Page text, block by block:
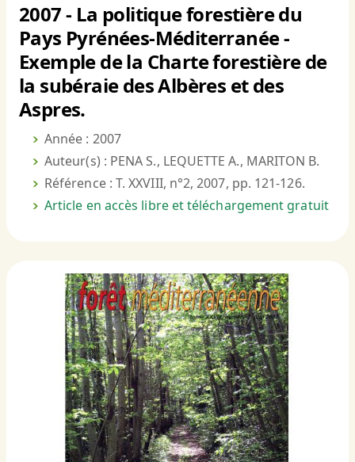
2007 - La politique forestière du
Pays Pyrénées-Méditerranée -
Exemple de la Charte forestière de
la subéraie des Albères et des
Aspres.
Année : 2007
Auteur(s) : PENA S., LEQUETTE A., MARITON B.
Référence : T. XXVIII, n°2, 2007, pp. 121-126.
Article en accès libre et téléchargement gratuit